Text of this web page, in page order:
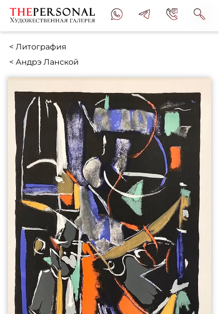
< Литография
< Андрэ Ланской